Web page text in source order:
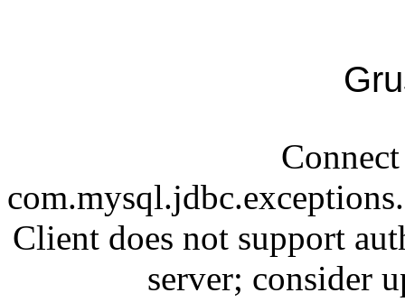
Client does not support
server; consider